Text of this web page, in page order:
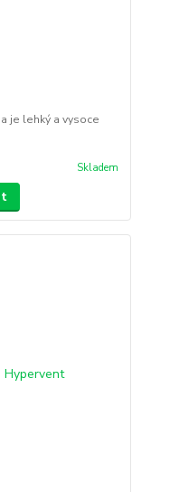
je lehký a vysoce
Skladem